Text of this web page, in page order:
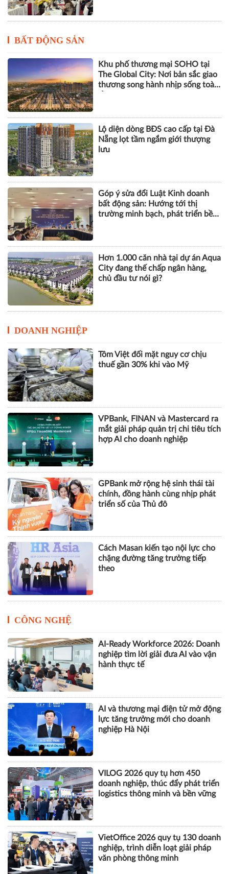
BẤT ĐỘNG SẢN
Khu phố thương mại SOHO tại
The Global City: Nơi bản sắc giao
thương song hành nhịp sống toàn
Lộ diện dòng BĐS cao cấp tại Đà
Nẵng lọt tầm ngắm giới thượng
lưu
Góp ý sửa đổi Luật Kinh doanh
bất động sản: Hướng tới thị
trường minh bạch, phát triển bền
Hơn 1.000 căn nhà tại dự án Aqua
City đang thế chấp ngân hàng,
chủ đầu tư nói gì?
DOANH NGHIỆP
Tôm Việt đối mặt nguy cơ chịu
thuế gần 30% khi vào Mỹ
VPBank, FINAN và Mastercard ra
mắt giải pháp quản trị chi tiêu tích
hợp AI cho doanh nghiệp
GPBank mở rộng hệ sinh thái tài
chính, đồng hành cùng nhịp phát
triển số của Thủ đô
Cách Masan kiến tạo nội lực cho
chặng đường tăng trưởng tiếp
theo
CÔNG NGHỆ
AI-Ready Workforce 2026: Doanh
nghiệp tìm lời giải đưa AI vào vận
hành thực tế
AI và thương mại điện tử mở động
lực tăng trưởng mới cho doanh
nghiệp Hà Nội
VILOG 2026 quy tụ hơn 450
doanh nghiệp, thúc đẩy phát triển
logistics thông minh và bền vững
VietOffice 2026 quy tụ 130 doanh
nghiệp, trình diễn loạt giải pháp
văn phòng thông minh